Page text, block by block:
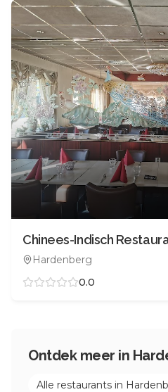
Chinees-Indisch
Hardenberg
0.0
Ontdek meer in
Alle restaurants in